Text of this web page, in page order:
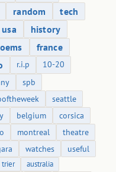
random
tech
usa
history
france
r.i.p
10-20
spb
seattle
belgium
corsica
montreal
theatre
watches useful
trier
australia